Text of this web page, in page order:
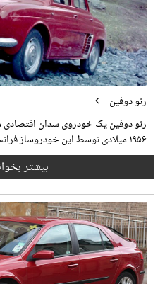
رنو دوفین
رنو دوفین یک خودروی سدان
۱۹۵۶ میلادی توسط این خودروساز فرانسوی آغاز شد.
بیشتر